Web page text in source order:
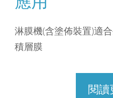
淋膜機(含塗佈裝置)適
積層膜
閱讀